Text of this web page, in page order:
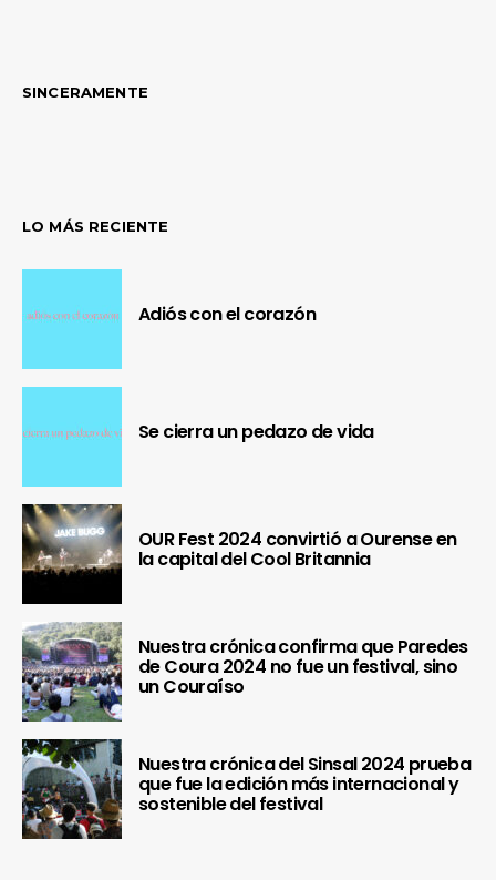
SINCERAMENTE
LO MÁS RECIENTE
Adiós con el corazón
Se cierra un pedazo de vida
OUR Fest 2024 convirtió a Ourense en
la capital del Cool Britannia
Nuestra crónica confirma que Paredes
de Coura 2024 no fue un festival, sino
un Couraíso
Nuestra crónica del Sinsal 2024 prueba
que fue la edición más internacional y
sostenible del festival